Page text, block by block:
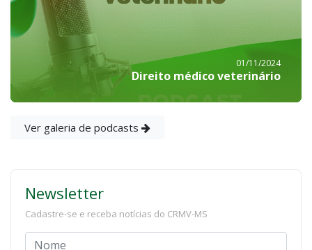
01/11/2024
Direito médico veterinário
Ver galeria de podcasts
Newsletter
Cadastre-se e receba notícias do CRMV-MS